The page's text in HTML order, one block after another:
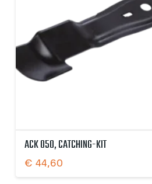
ACK 050, CATCHING-KIT
€ 44,60